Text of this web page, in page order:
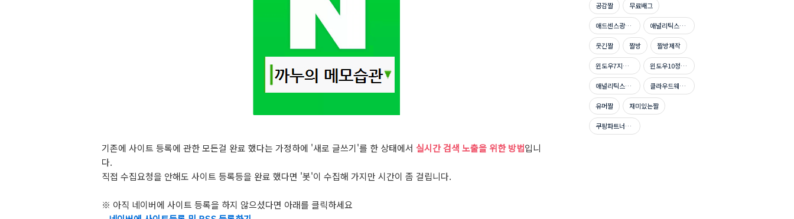
공감짤 무료배그
애드센스광고단가높이기 애널리틱스자격증시험문제
웃긴짤 짤방 짤방제작
윈도우7지원종료 윈도우10정품인증
애널리틱스자격증 클라우드웨이즈호스팅
유머짤 재미있는짤
쿠팡파트너스신청방법
기존에 사이트 등록에 관한 모든걸 완료 했다는 가정하에 '새로 글쓰기'를 한 상태에서 실시간 검색 노출을 위한 방법입니
다.
직접 수집요청을 안해도 사이트 등록등을 완료 했다면 '봇'이 수집해 가지만 시간이 좀 걸립니다.
※ 아직 네이버에 사이트 등록을 하지 않으셨다면 아래를 클릭하세요